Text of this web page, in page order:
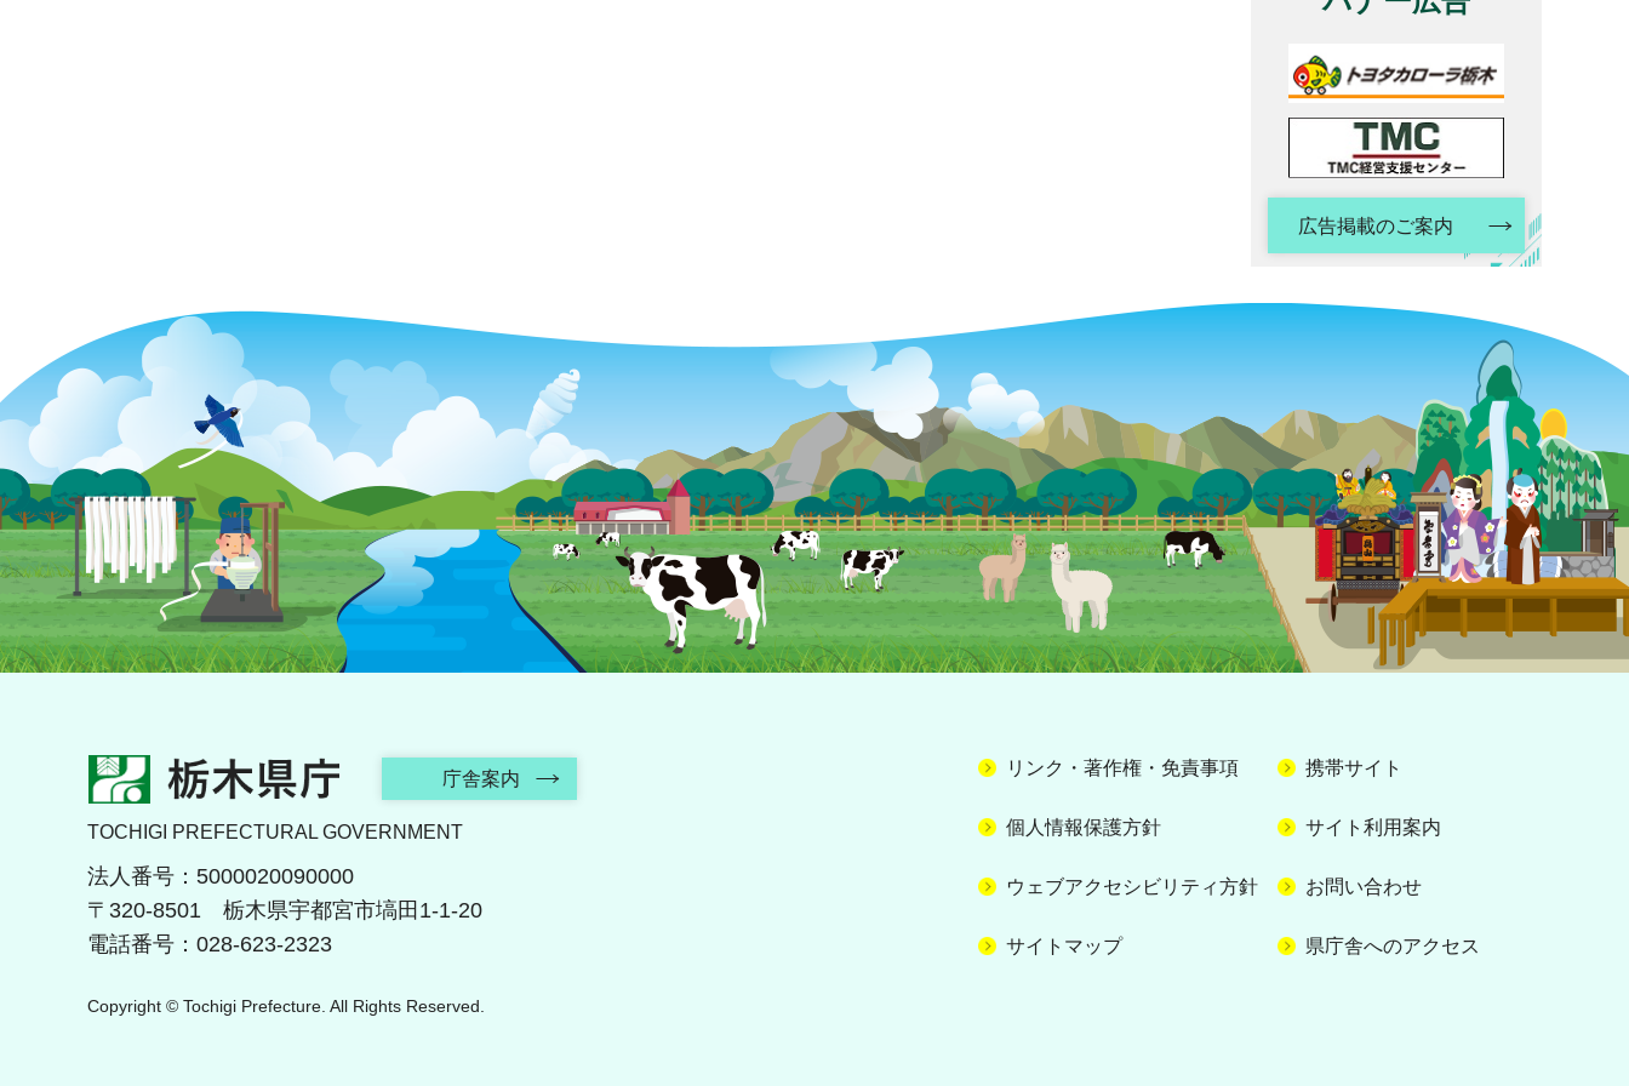
広告掲載のご案内
栃木県庁 庁舎案内
TOCHIGI PREFECTURAL GOVERNMENT
法人番号：5000020090000
〒320-8501 栃木県宇都宮市塙田1-1-20
電話番号：028-623-2323
リンク・著作権・免責事項 携帯サイト
個人情報保護方針 サイト利用案内
ウェブアクセシビリティ方針 お問い合わせ
サイトマップ 県庁舎へのアクセス
Copyright © Tochigi Prefecture. All Rights Reserved.